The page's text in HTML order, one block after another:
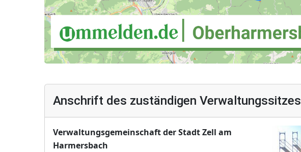
Anschrift des zuständigen Verwaltungssitzes
Verwaltungsgemeinschaft der Stadt Zell am
Harmersbach